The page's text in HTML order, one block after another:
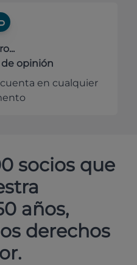
opinión
en cualquier
socios que
años,
derechos